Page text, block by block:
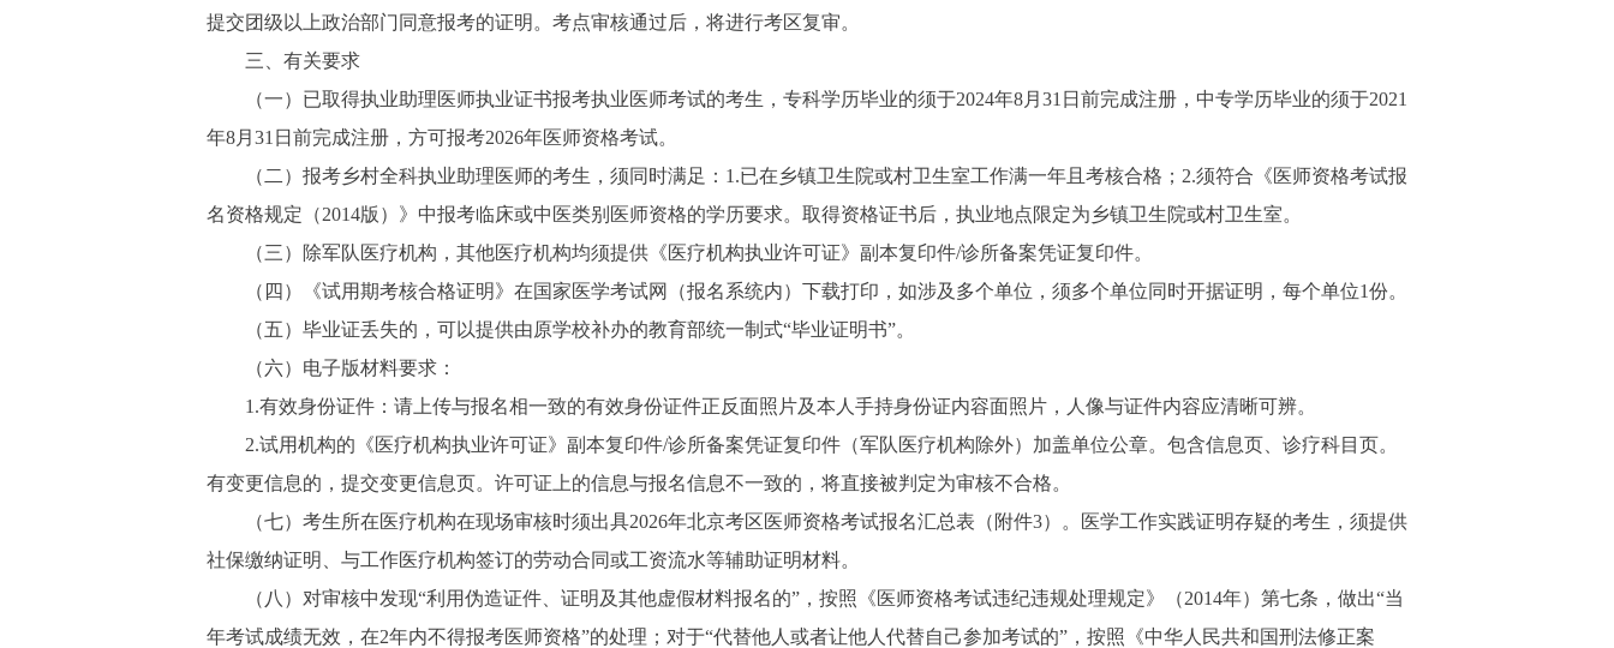
提交团级以上政治部门同意报考的证明。考点审核通过后，将进行考区复审。
三、有关要求
（一）已取得执业助理医师执业证书报考执业医师考试的考生，专科学历毕业的须于2024年8月31日前完成注册，中专学历毕业的须于2021
年8月31日前完成注册，方可报考2026年医师资格考试。
（二）报考乡村全科执业助理医师的考生，须同时满足：1.已在乡镇卫生院或村卫生室工作满一年且考核合格；2.须符合《医师资格考试报
名资格规定（2014版）》中报考临床或中医类别医师资格的学历要求。取得资格证书后，执业地点限定为乡镇卫生院或村卫生室。
（三）除军队医疗机构，其他医疗机构均须提供《医疗机构执业许可证》副本复印件/诊所备案凭证复印件。
（四）《试用期考核合格证明》在国家医学考试网（报名系统内）下载打印，如涉及多个单位，须多个单位同时开据证明，每个单位1份。
（五）毕业证丢失的，可以提供由原学校补办的教育部统一制式“毕业证明书”。
（六）电子版材料要求：
1.有效身份证件：请上传与报名相一致的有效身份证件正反面照片及本人手持身份证内容面照片，人像与证件内容应清晰可辨。
2.试用机构的《医疗机构执业许可证》副本复印件/诊所备案凭证复印件（军队医疗机构除外）加盖单位公章。包含信息页、诊疗科目页。
有变更信息的，提交变更信息页。许可证上的信息与报名信息不一致的，将直接被判定为审核不合格。
（七）考生所在医疗机构在现场审核时须出具2026年北京考区医师资格考试报名汇总表（附件3）。医学工作实践证明存疑的考生，须提供
社保缴纳证明、与工作医疗机构签订的劳动合同或工资流水等辅助证明材料。
（八）对审核中发现“利用伪造证件、证明及其他虚假材料报名的”，按照《医师资格考试违纪违规处理规定》（2014年）第七条，做出“当
年考试成绩无效，在2年内不得报考医师资格”的处理；对于“代替他人或者让他人代替自己参加考试的”，按照《中华人民共和国刑法修正案